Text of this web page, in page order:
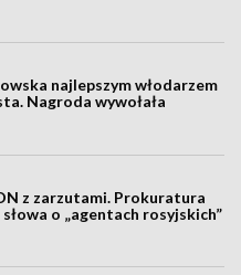
najlepszym włodarzem
Nagroda wywołała
z zarzutami. Prokuratura
o „agentach rosyjskich”